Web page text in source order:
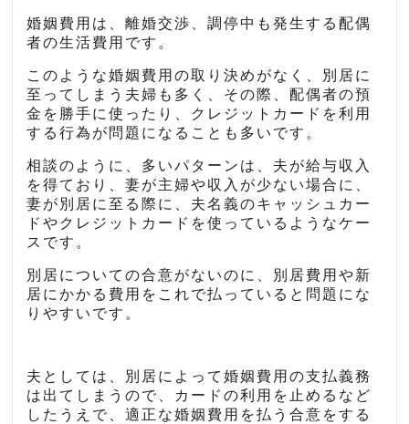
婚姻費用は、離婚交渉、調停中も発生する配偶
者の生活費用です。
このような婚姻費用の取り決めがなく、別居に
至ってしまう夫婦も多く、その際、配偶者の預
金を勝手に使ったり、クレジットカードを利用
する行為が問題になることも多いです。
相談のように、多いパターンは、夫が給与収入
を得ており、妻が主婦や収入が少ない場合に、
妻が別居に至る際に、夫名義のキャッシュカー
ドやクレジットカードを使っているようなケー
スです。
別居についての合意がないのに、別居費用や新
居にかかる費用をこれで払っていると問題にな
りやすいです。
夫としては、別居によって婚姻費用の支払義務
は出てしまうので、カードの利用を止めるなど
したうえで、適正な婚姻費用を払う合意をする